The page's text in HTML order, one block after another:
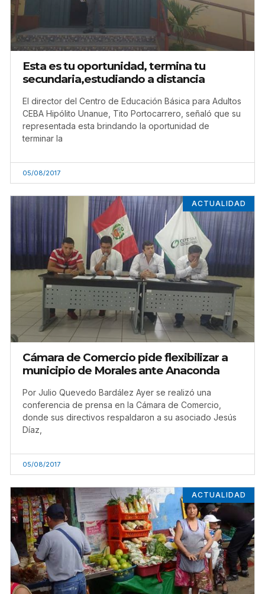
Esta es tu oportunidad, termina tu
secundaria,estudiando a distancia
El director del Centro de Educación Básica para Adultos
CEBA Hipólito Unanue, Tito Portocarrero, señaló que su
representada esta brindando la oportunidad de
terminar la
05/08/2017
ACTUALIDAD
Cámara de Comercio pide flexibilizar a
municipio de Morales ante Anaconda
Por Julio Quevedo Bardález Ayer se realizó una
conferencia de prensa en la Cámara de Comercio,
donde sus directivos respaldaron a su asociado Jesús
Díaz,
05/08/2017
ACTUALIDAD